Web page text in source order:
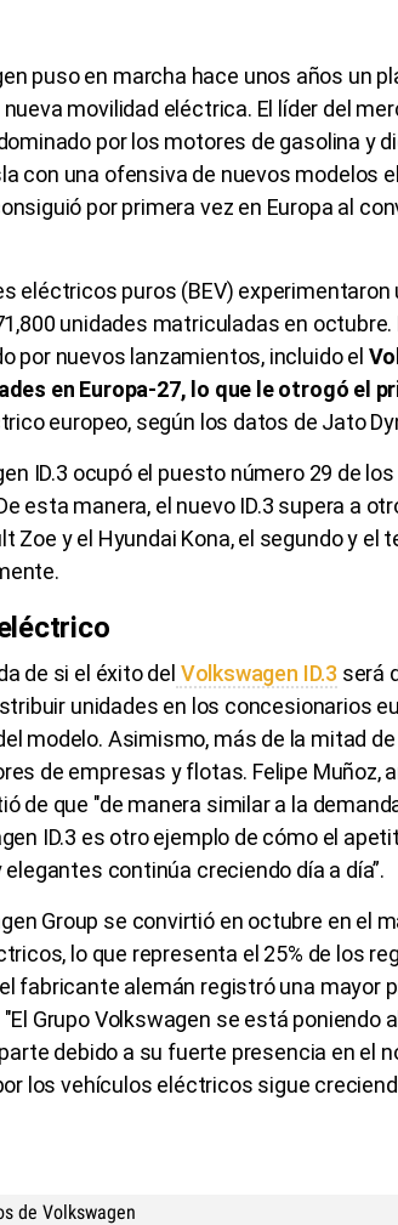
puso en marcha hace unos años un
movilidad eléctrica. El líder del
por los motores de gasolina y
con una ofensiva de nuevos modelos
por primera vez en Europa al
eléctricos puros (BEV) experimentaron
unidades matriculadas en octubre.
por nuevos lanzamientos, incluido el
en Europa-27, lo que le otrogó el
europeo, según los datos de Jato
ID.3 ocupó el puesto número 29 de
esta manera, el nuevo ID.3 supera a
Zoe y el Hyundai Kona, el segundo y el
de si el éxito del Volkswagen ID.3 será
unidades en los concesionarios
modelo. Asimismo, más de la mitad
de empresas y flotas. Felipe Muñoz,
de que "de manera similar a la
ID.3 es otro ejemplo de cómo el
continúa creciendo día a día”.
Group se convirtió en octubre en el
lo que representa el 25% de los
fabricante alemán registró una mayor
"El Grupo Volkswagen se está poniendo
debido a su fuerte presencia en el
los vehículos eléctricos sigue
de Volkswagen